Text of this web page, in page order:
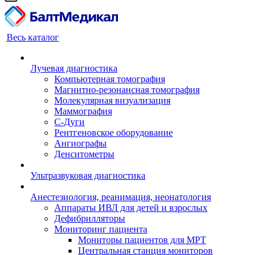
Весь каталог
Лучевая диагностика
Компьютерная томография
Магнитно-резонансная томография
Молекулярная визуализация
Маммография
С-Дуги
Рентгеновское оборудование
Ангиографы
Денситометры
Ультразвуковая диагностика
Анестезиология, реанимация, неонатология
Аппараты ИВЛ для детей и взрослых
Дефибрилляторы
Мониторинг пациента
Мониторы пациентов для МРТ
Центральная станция мониторов